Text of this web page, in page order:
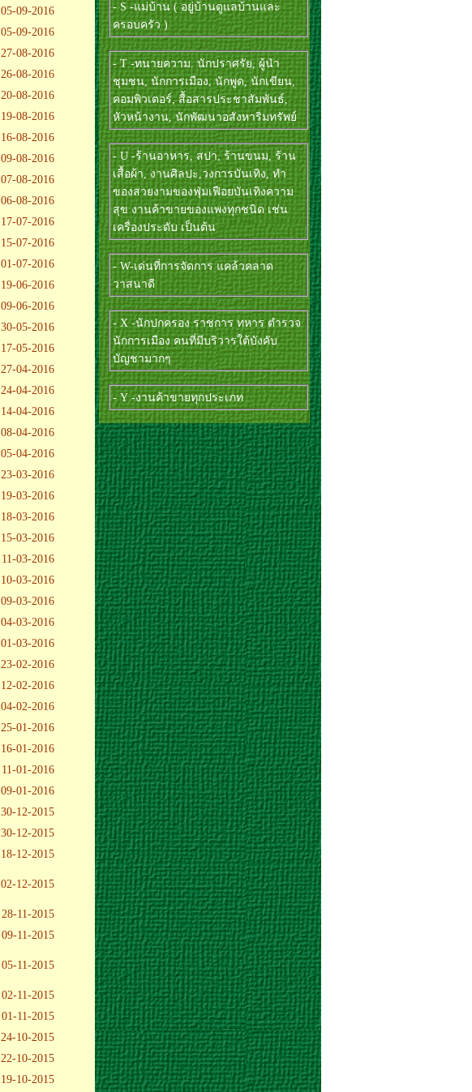
05-09-2016
05-09-2016
27-08-2016
26-08-2016
20-08-2016
19-08-2016
16-08-2016
09-08-2016
07-08-2016
06-08-2016
17-07-2016
15-07-2016
01-07-2016
19-06-2016
09-06-2016
30-05-2016
17-05-2016
27-04-2016
24-04-2016
14-04-2016
08-04-2016
05-04-2016
23-03-2016
19-03-2016
18-03-2016
15-03-2016
11-03-2016
10-03-2016
09-03-2016
04-03-2016
01-03-2016
23-02-2016
12-02-2016
04-02-2016
25-01-2016
16-01-2016
11-01-2016
09-01-2016
30-12-2015
30-12-2015
18-12-2015
02-12-2015
28-11-2015
09-11-2015
05-11-2015
02-11-2015
01-11-2015
24-10-2015
22-10-2015
19-10-2015
- S -แม่บ้าน ( อยู่บ้านดูแลบ้านและ
ครอบครัว )
- T -ทนายความ. นักปราศรัย, ผู้นำ
ชุมชน, นักการเมือง, นักพูด, นักเขียน,
คอมพิวเตอร์, สื้อสารประชาสัมพันธ์,
หัวหน้างาน, นักพัฒนาอสังหาริมทรัพย์
- U -ร้านอาหาร, สปา, ร้านขนม, ร้าน
เสื้อผ้า, งานศิลปะ,วงการบันเทิง, ทำ
ของสวยงามของฟุ่มเฟือยบันเทิงความ
สุข งานค้าขายของแพงทุกชนิด เช่น
เครื่องประดับ เป็นต้น
- W-เด่นที่การจัดการ แคล้วคลาด
วาสนาดี
- X -นักปกครอง ราชการ ทหาร ตำรวจ
นักการเมือง คนที่มีบริวารใต้บังคับ
บัญชามากๆ
- Y -งานค้าขายทุกประเภท